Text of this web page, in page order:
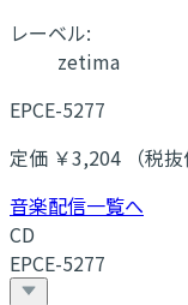
レーベル:
zetima
EPCE-5277
定価 ￥3,204 （税抜
音楽配信一覧へ
CD
EPCE-5277